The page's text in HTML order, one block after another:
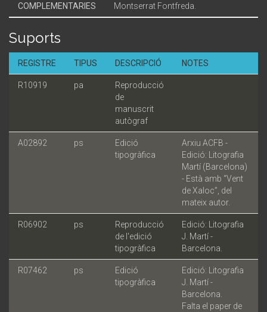
COMPLEMENTARIES
Montserrat Fontfreda.
Suports
REGISTRE TIPUS DESCRIPCIÓ NOTES
R10919 pa
Reproducció
de
manuscrit
autògraf
A02892 ps
Edició
tipogràfica
Arxiu ACFB -
Edició: Litografia
Martí (Barcelona)
- Està amb “Vent
de Xaloc”, del
mateix autor.
R06902 ps
Reproducció
de l'edició
tipogràfica
Edició: Litografia
J. Martí -
Barcelona.
R07462 ps
Edició
tipogràfica
Edició: Litografia
J. Martí -
Barcelona.
Falta el paper de